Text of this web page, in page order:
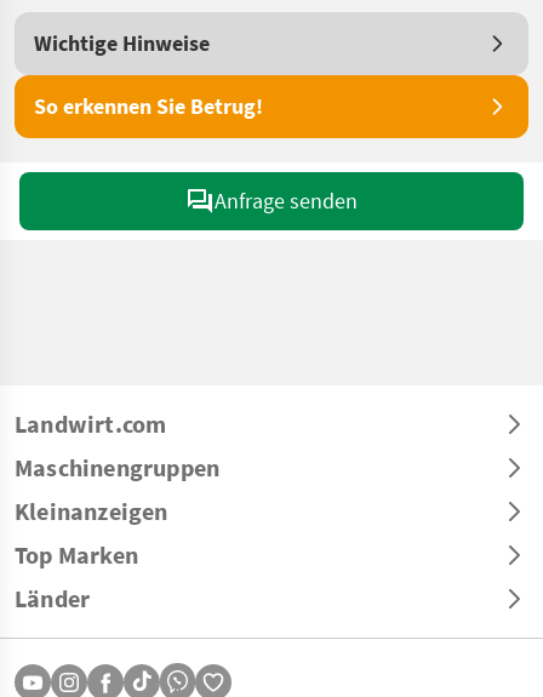
Wichtige Hinweise
So erkennen Sie Betrug!
Anfrage senden
Landwirt.com
Maschinengruppen
Kleinanzeigen
Top Marken
Länder